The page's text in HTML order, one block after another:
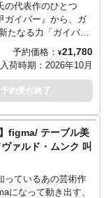
の代表作のひとつ
ガイバー』から、ガ
たなる力「ガイバ
ティック」がfigma化
公・深町晶が「巨人
姿、ガイバー・ギガ
を全高約22センチと
リーズの中でも大型
立体化。マッシブで
がらも、スタイリッ
リーチャー感のある
意匠を踏襲した造型
は、数々の『強殖装
』フィギュアを手掛
ックスファクトリー
予約価格： ¥21,780
入荷時期： 2026年10月
予約受付終了
】figma/ テーブル美
ァルド・ムンク 叫
っているあの芸術作
になって動き出す、